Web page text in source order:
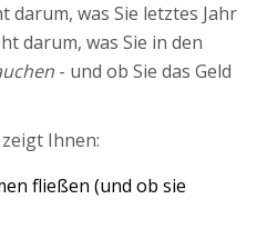
darum, was Sie letztes Jahr
darum, was Sie in den
- und ob Sie das Geld
Ihnen:
fließen (und ob sie